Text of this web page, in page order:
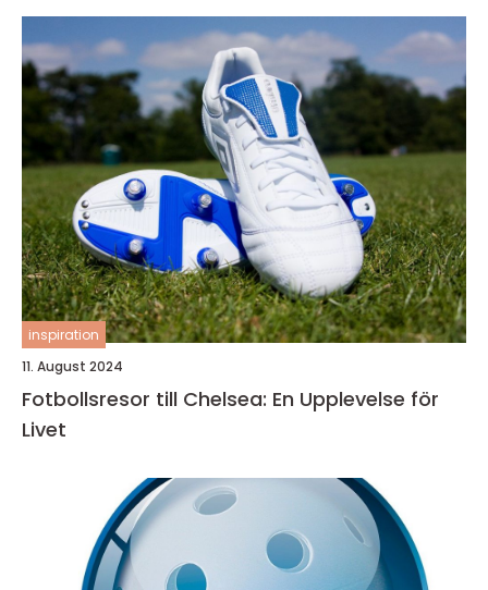
inspiration
11. August 2024
Fotbollsresor till Chelsea: En Upplevelse för
Livet